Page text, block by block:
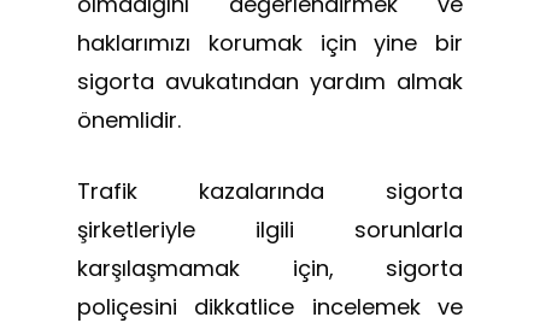
haklarımızı korumak için yine bir
sigorta avukatından yardım almak
önemlidir.
Trafik kazalarında sigorta
şirketleriyle ilgili sorunlarla
karşılaşmamak için, sigorta
poliçesini dikkatlice incelemek ve